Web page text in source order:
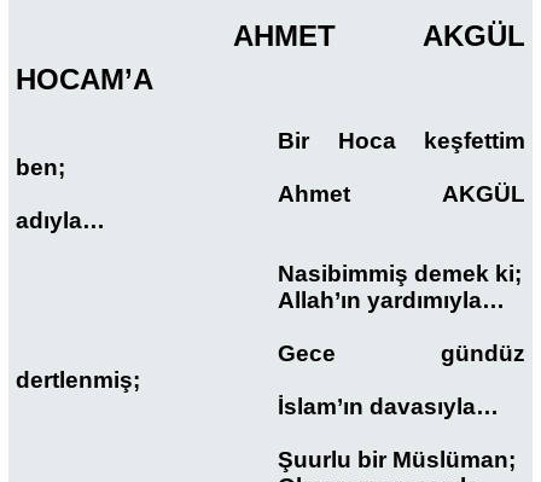
AHMET AKGÜL
HOCAM’A
Bir Hoca keşfettim
ben;
Ahmet AKGÜL
adıyla…
Nasibimmiş demek ki;
Allah’ın yardımıyla…
Gece gündüz
dertlenmiş;
İslam’ın davasıyla…
Şuurlu bir Müslüman;